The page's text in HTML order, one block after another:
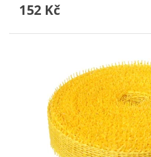
152 Kč